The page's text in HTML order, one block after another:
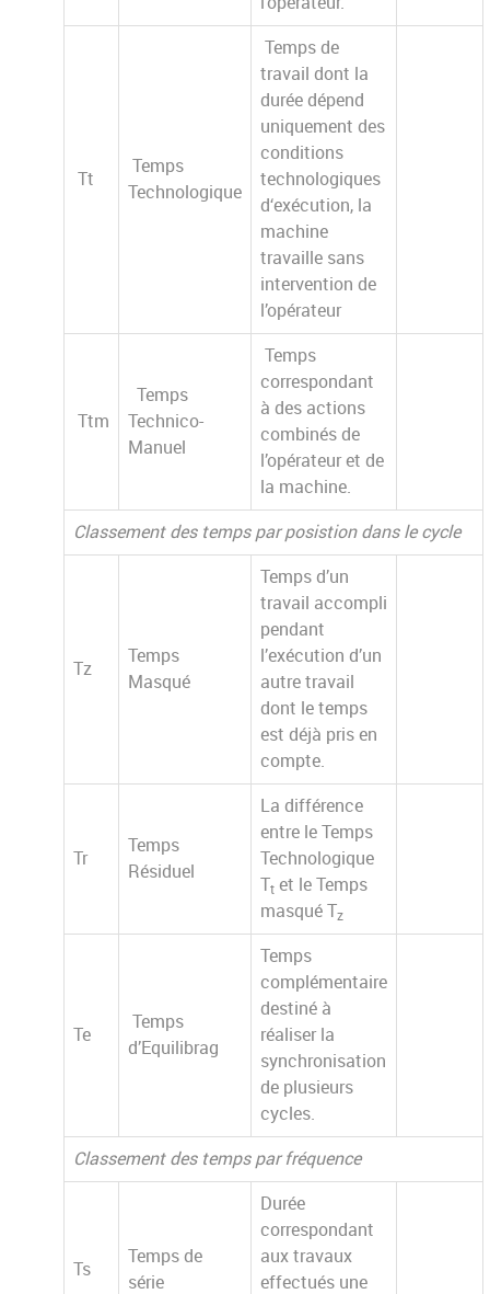
Tt
Temps
Technologique
Temps de
travail dont la
durée dépend
uniquement des
conditions
technologiques
d‘exécution, la
machine
travaille sans
intervention de
l’opérateur
Ttm
Temps
Technico-
Manuel
Temps
correspondant
à des actions
combinés de
l’opérateur et de
la machine.
Classement des temps par posistion dans le cycle
Tz
Temps
Masqué
Temps d’un
travail accompli
pendant
l’exécution d’un
autre travail
dont le temps
est déjà pris en
compte.
Tr
Temps
Résiduel
La différence
entre le Temps
Technologique
Tt et le Temps
masqué Tz
Te
Temps
d’Equilibrag
Temps
complémentaire
destiné à
réaliser la
synchronisation
de plusieurs
cycles.
Classement des temps par fréquence
Ts
Temps de
série
Durée
correspondant
aux travaux
effectués une